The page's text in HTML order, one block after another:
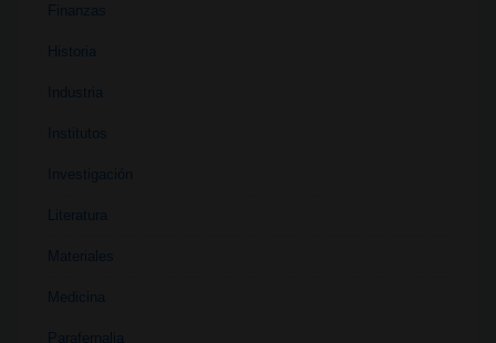
Finanzas
Historia
Industria
Institutos
Investigación
Literatura
Materiales
Medicina
Parafernalia